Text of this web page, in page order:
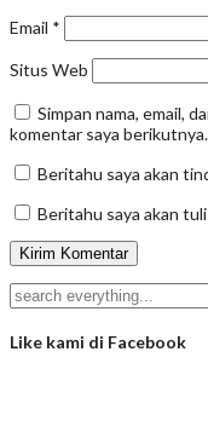
Email *
Situs Web
Simpan nama, email,
komentar saya berikutnya.
Beritahu saya akan
Beritahu saya akan
Like kami di Facebook